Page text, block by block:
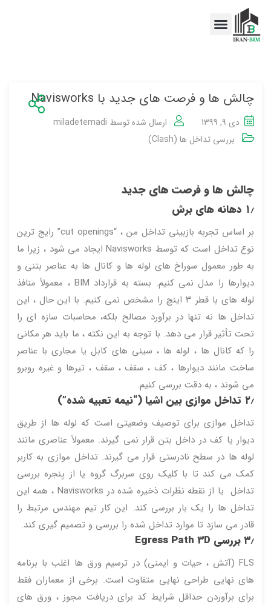
چالش ها و فرصت های جدید با Navisworks
دی 9, 1399 ارسال شده توسط miladetemadi
بررسی تداخل ها (Clash)
چالش ها و فرصت های جدید
۱٫ دهانه های برش
بر اساس تجربه بازبینی تداخل من ، “cut openings” رایج ترین
نوع تداخل است که توسط Navisworks ایجاد می شود ، زیرا ما
به طور معمول سوراخ های لوله ها و کانال ها به عناصر بتنی و
دیوارها را مدل نمی کنیم. بسته به قرارداد BIM ، معمولاً منافذ
لوله های با قطر ۳ اینچ را مشخص نمی کنیم. با این حال ، این
تداخل ها نه تنها در برآورد مصالح بلکه، محاسبات سازه ای را
تحت تأثیر قرار می دهد. با توجه به این نکته ، ما باید هر مکانی
را که کانال ها ، لوله ها ، سینی های کابل یا مجاری با عناصر
ساخت مانند دیوارها ، کف ، سقف ، سقف ، تیرها و غیره روبرو
می شوند ، به دقت بررسی کنیم.
۲٫ تداخل موازی بین اشیا (“نیمه تعبیه شده”)
تداخل موازی برای توصیف وضعیتی است که لوله ها از طریق
دیوار یا کف در داخل بتن قرار نمی گیرند. معمولاً عناصری مانند
لوله ها در سطح نادرستی قرار می گیرند. تداخل موازی به کاربر
کمک می کند تا با کلیک روی سربرگ گروه یا از پنجره بررسی
تداخل یا از نقطه نظرات ذخیره شده در Navisworks ، همه این
تداخل ها را یک بار بررسی کند. این کار تیم مهندس مرتبط را
قادر می سازد تا موارد تداخل شده را بررسی و تصمیم گیری کند.
۳٫ بررسی Egress Path 3D
FLS (آتش ، حیات و ایمنی) در ترسیم ورق ها اغلب با برنامه
های نهایی طراحی نهایی متفاوت است. برخی از معماران فقط
برای برآوردن حداقل شرایط کد برای دریافت مجوز ، ورق های